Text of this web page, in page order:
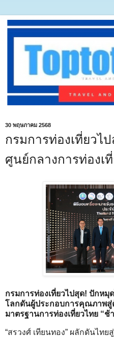
30 พฤษภาคม 2568
กรมการท่องเที่ยวไ
ศูนย์กลางการท่องเ
กรมการท่องเที่ยวไปสุด! ปักหมุ
โลกดันผู้ประกอบการคุณภาพสู่
มาตรฐานการท่องเที่ยวไทย “ช้า
“สรวงศ์ เทียนทอง” ผลักดันไท